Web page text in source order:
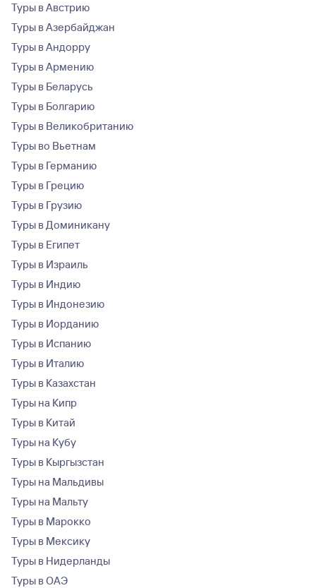
Туры в Австрию
Туры в Азербайджан
Туры в Андорру
Туры в Армению
Туры в Беларусь
Туры в Болгарию
Туры в Великобританию
Туры во Вьетнам
Туры в Германию
Туры в Грецию
Туры в Грузию
Туры в Доминикану
Туры в Египет
Туры в Израиль
Туры в Индию
Туры в Индонезию
Туры в Иорданию
Туры в Испанию
Туры в Италию
Туры в Казахстан
Туры на Кипр
Туры в Китай
Туры на Кубу
Туры в Кыргызстан
Туры на Мальдивы
Туры на Мальту
Туры в Марокко
Туры в Мексику
Туры в Нидерланды
Туры в ОАЭ